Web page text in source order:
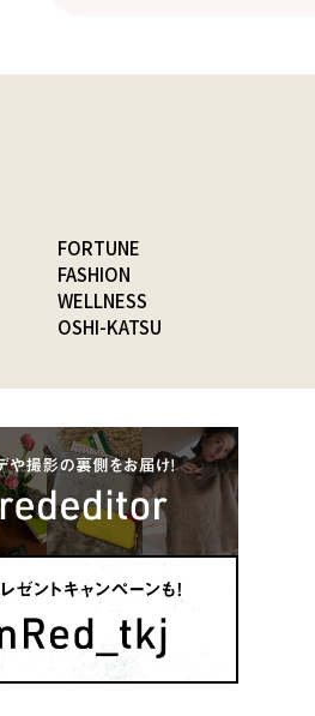
FORTUNE
FASHION
WELLNESS
OSHI-KATSU